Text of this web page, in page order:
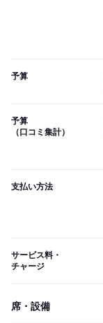
予算
予算
（口コミ集計）
支払い方法
サービス料・
チャージ
席・設備